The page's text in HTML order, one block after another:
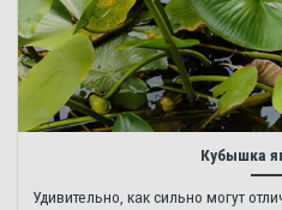
Кубышка
Удивительно, как сильно могут